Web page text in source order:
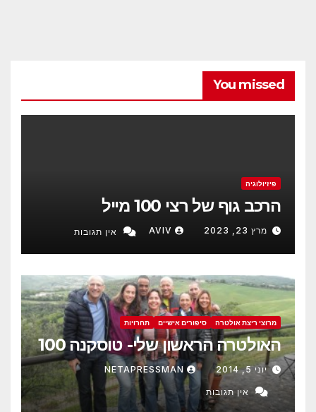
You missed
פיזיולוגיה
הרכב גוף של רצי 100 מייל
מרץ 23, 2023 AVIV אין תגובות
מרוצי ריצת אולטרה סיפורים אישיים תחרויות
האולטרה הראשון שלי- טוסקנה 100
יוני 5, 2014 NETAPRESSMAN
אין תגובות